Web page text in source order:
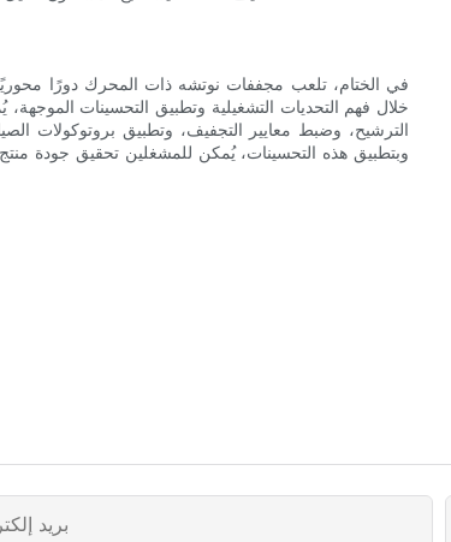
في الختام، تلعب مجففات نوتشه ذات المحرك دورًا
خلال فهم التحديات التشغيلية وتطبيق التحسينات
الترشيح، وضبط معايير التجفيف، وتطبيق بروتوكولات
وبتطبيق هذه التحسينات، يُمكن للمشغلين تحقيق جودة
بريد